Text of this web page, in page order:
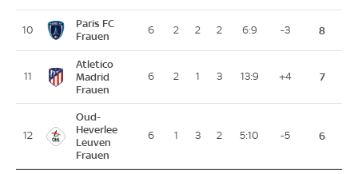
10
Paris FC
Frauen
6 2 2 2 6:9 -3 8
11
Atletico
Madrid
Frauen
6 2 1 3 13:9 +4 7
12
Oud-
Heverlee
Leuven
Frauen
6 1 3 2 5:10 -5 6